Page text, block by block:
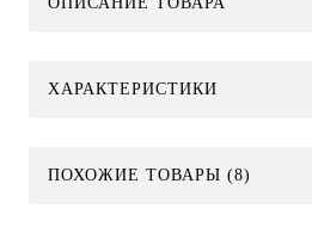
ХАРАКТЕРИСТИКИ
ПОХОЖИЕ ТОВАРЫ (8)